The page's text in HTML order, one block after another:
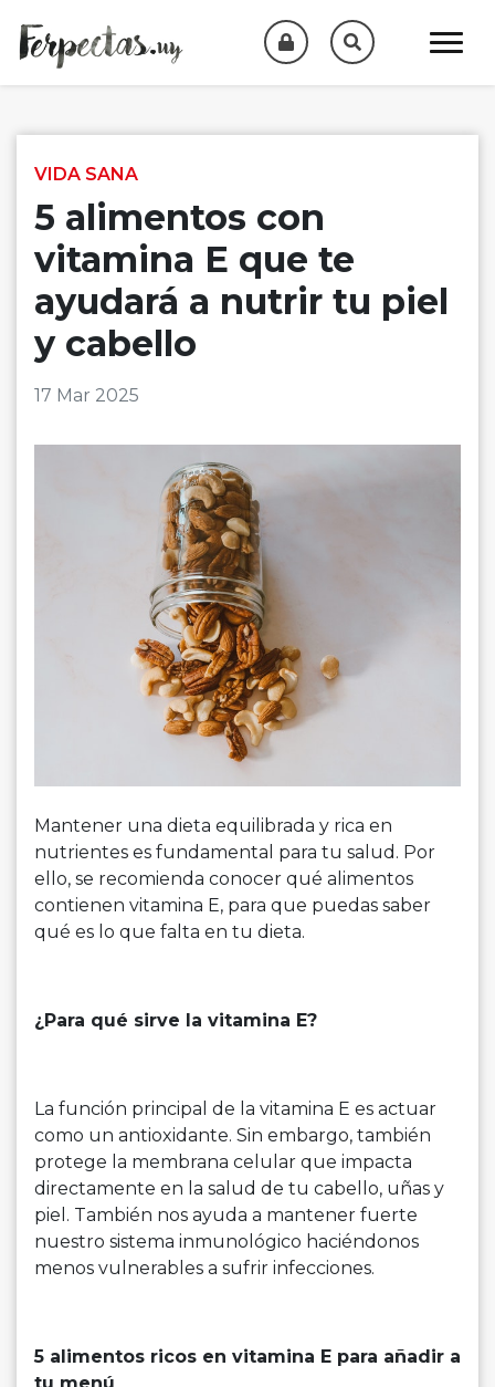
VIDA SANA
5 alimentos con
vitamina E que te
ayudará a nutrir tu piel
y cabello
17 Mar 2025
Mantener una dieta equilibrada y rica en
nutrientes es fundamental para tu salud. Por
ello, se recomienda conocer qué alimentos
contienen vitamina E, para que puedas saber
qué es lo que falta en tu dieta.
¿Para qué sirve la vitamina E?
La función principal de la vitamina E es actuar
como un antioxidante. Sin embargo, también
protege la membrana celular que impacta
directamente en la salud de tu cabello, uñas y
piel. También nos ayuda a mantener fuerte
nuestro sistema inmunológico haciéndonos
menos vulnerables a sufrir infecciones.
5 alimentos ricos en vitamina E para añadir a